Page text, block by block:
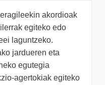
akordioak
egiteko edo
laguntzeko.
jardueren eta
egutegia
agertokiak egiteko